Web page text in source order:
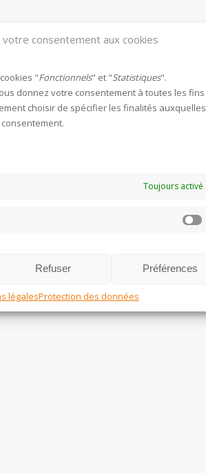
consentement aux cookies
"Fonctionnels" et "Statistiques".
donnez votre consentement à toutes les fins
choisir de spécifier les finalités auxquelles
Toujours activé
Refuser Préférences
légalesProtection des données